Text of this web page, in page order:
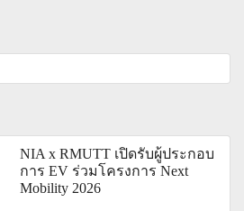
NIA x RMUTT เปิดรับผู้ประกอบ
การ EV ร่วมโครงการ Next
Mobility 2026